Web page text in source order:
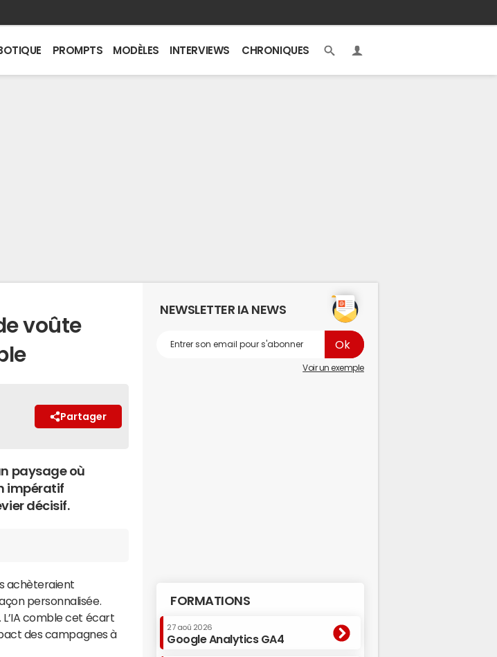
PROMPTS MODÈLES INTERVIEWS CHRONIQUES
voûte
Partager
paysage où
impératif
décisif.
achèteraient
personnalisée.
L’IA comble cet écart
des campagnes à
NEWSLETTER IA NEWS
Voir un exemple
FORMATIONS
27 aoû 2026
Google Analytics GA4